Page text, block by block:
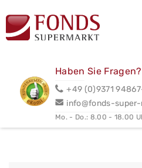
Haben Sie Fragen?
+49 (0)9371
info@fonds-
Mo. - Do.: 8.00 - 18.00